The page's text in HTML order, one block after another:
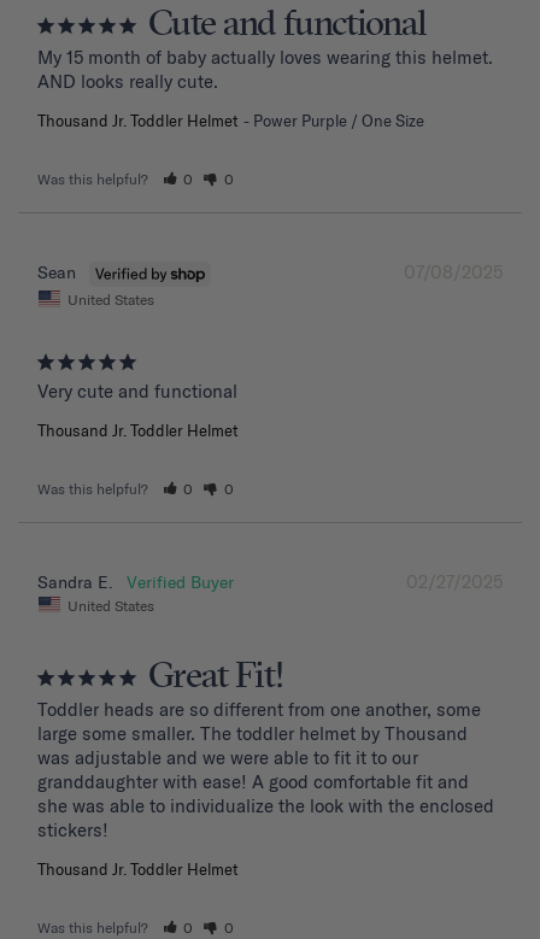
Cute and functional
My 15 month of baby actually loves wearing this helmet.
AND looks really cute.
Thousand Jr. Toddler Helmet Power Purple / One Size
Was this helpful? 0 0
07/08/2025
Sean
United States
Very cute and functional
Thousand Jr. Toddler Helmet
Was this helpful? 0 0
02/27/2025
Sandra E.
United States
Great Fit!
Toddler heads are so different from one another, some
large some smaller. The toddler helmet by Thousand
was adjustable and we were able to fit it to our
granddaughter with ease! A good comfortable fit and
she was able to individualize the look with the enclosed
stickers!
Thousand Jr. Toddler Helmet
Was this helpful? 0 0